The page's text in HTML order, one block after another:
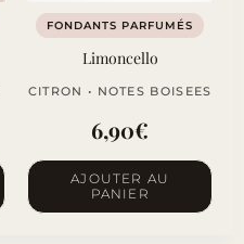
FONDANTS PARFUMÉS
Limoncello
CITRON • NOTES BOISEES
6,90€
AJOUTER AU
PANIER